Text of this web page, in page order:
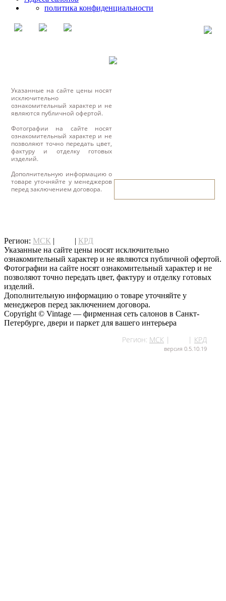
политика конфиденциальности
Указанные на сайте цены носят
исключительно
ознакомительный характер и не
являются публичной офертой.
Фотографии на сайте носят
ознакомительный характер и не
позволяют точно передать цвет,
фактуру и отделку готовых
изделий.
Дополнительную информацию о
товаре уточняйте у менеджеров
перед заключением договора.
Регион: МСК | | КРД
Указанные на сайте цены носят исключительно
ознакомительный характер и не являются публичной офертой.
Фотографии на сайте носят ознакомительный характер и не
позволяют точно передать цвет, фактуру и отделку готовых
изделий.
Дополнительную информацию о товаре уточняйте у
менеджеров перед заключением договора.
Copyright © Vintage — фирменная сеть салонов в Санкт-
Петербурге, двери и паркет для вашего интерьера
Регион: МСК | | КРД
версия 0.5.10.19